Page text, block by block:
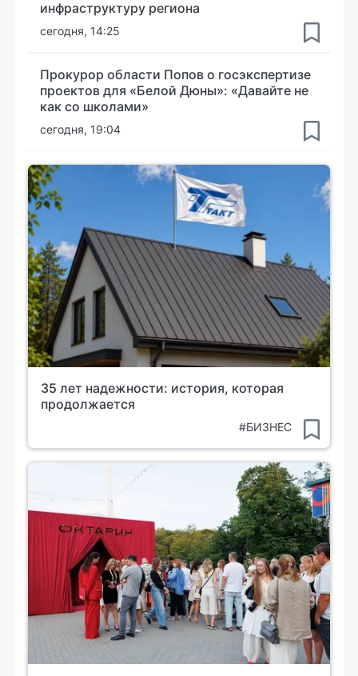
инфраструктуру региона
сегодня, 14:25
Прокурор области Попов о госэкспертизе
проектов для «Белой Дюны»: «Давайте не
как со школами»
сегодня, 19:04
35 лет надежности: история, которая
продолжается
#БИЗНЕС